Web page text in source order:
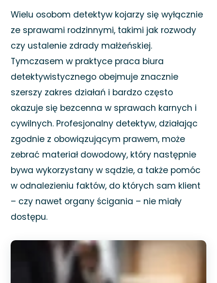
Wielu osobom detektyw kojarzy się wyłącznie
ze sprawami rodzinnymi, takimi jak rozwody
czy ustalenie zdrady małżeńskiej.
Tymczasem w praktyce praca biura
detektywistycznego obejmuje znacznie
szerszy zakres działań i bardzo często
okazuje się bezcenna w sprawach karnych i
cywilnych. Profesjonalny detektyw, działając
zgodnie z obowiązującym prawem, może
zebrać materiał dowodowy, który następnie
bywa wykorzystany w sądzie, a także pomóc
w odnalezieniu faktów, do których sam klient
– czy nawet organy ścigania – nie miały
dostępu.